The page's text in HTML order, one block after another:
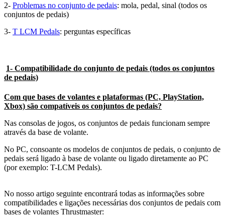
2- Problemas no conjunto de pedais: mola, pedal, sinal (todos os
conjuntos de pedais)
3- T LCM Pedals: perguntas específicas
1- Compatibilidade do conjunto de pedais (todos os conjuntos
de pedais)
Com que bases de volantes e plataformas (PC, PlayStation,
Xbox) são compatíveis os conjuntos de pedais?
Nas consolas de jogos, os conjuntos de pedais funcionam sempre
através da base de volante.
No PC, consoante os modelos de conjuntos de pedais, o conjunto de
pedais será ligado à base de volante ou ligado diretamente ao PC
(por exemplo: T-LCM Pedals).
No nosso artigo seguinte encontrará todas as informações sobre
compatibilidades e ligações necessárias dos conjuntos de pedais com
bases de volantes Thrustmaster: